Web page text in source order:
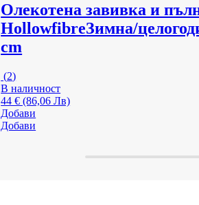
Олекотена завивка и
HollowfibreЗимна/
cm
(2)
В наличност
44 € (86,06 Лв)
Добави
Добави